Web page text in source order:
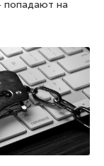
попадают на